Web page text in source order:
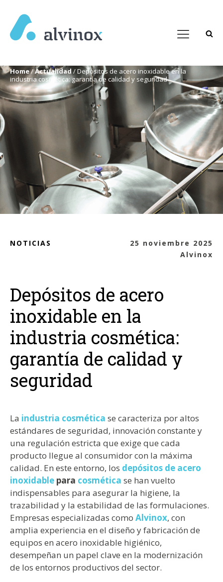
Home/Actualidad/Depósitos de acero inoxidable en la
industria cosmética: garantía de calidad y seguridad
NOTICIAS
25 noviembre 2025
Alvinox
Depósitos de acero
inoxidable en la
industria cosmética:
garantía de calidad y
seguridad
La industria cosmética se caracteriza por altos
estándares de seguridad, innovación constante y
una regulación estricta que exige que cada
producto llegue al consumidor con la máxima
calidad. En este entorno, los depósitos de acero
inoxidable para cosmética se han vuelto
indispensables para asegurar la higiene, la
trazabilidad y la estabilidad de las formulaciones.
Empresas especializadas como Alvinox, con
amplia experiencia en el diseño y fabricación de
equipos en acero inoxidable higiénico,
desempeñan un papel clave en la modernización
de los entornos productivos del sector.